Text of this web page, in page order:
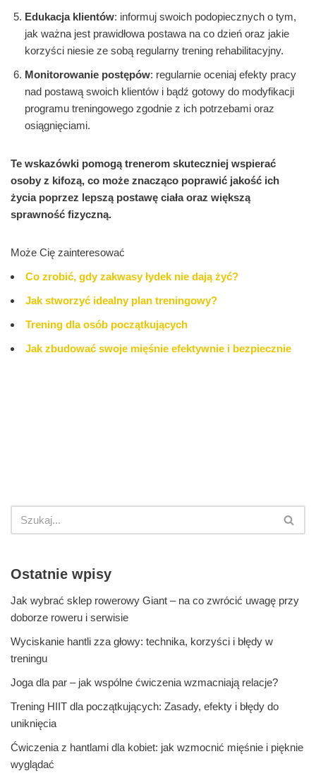
Edukacja klientów: informuj swoich podopiecznych o tym,
jak ważna jest prawidłowa postawa na co dzień oraz jakie
korzyści niesie ze sobą regularny trening rehabilitacyjny.
Monitorowanie postępów: regularnie oceniaj efekty pracy
nad postawą swoich klientów i bądź gotowy do modyfikacji
programu treningowego zgodnie z ich potrzebami oraz
osiągnięciami.
Te wskazówki pomogą trenerom skuteczniej wspierać
osoby z kifozą, co może znacząco poprawić jakość ich
życia poprzez lepszą postawę ciała oraz większą
sprawność fizyczną.
Może Cię zainteresować
Co zrobić, gdy zakwasy łydek nie dają żyć?
Jak stworzyć idealny plan treningowy?
Trening dla osób początkujących
Jak zbudować swoje mięśnie efektywnie i bezpiecznie
Ostatnie wpisy
Jak wybrać sklep rowerowy Giant – na co zwrócić uwagę przy
doborze roweru i serwisie
Wyciskanie hantli zza głowy: technika, korzyści i błędy w
treningu
Joga dla par – jak wspólne ćwiczenia wzmacniają relacje?
Trening HIIT dla początkujących: Zasady, efekty i błędy do
uniknięcia
Ćwiczenia z hantlami dla kobiet: jak wzmocnić mięśnie i pięknie
wyglądać